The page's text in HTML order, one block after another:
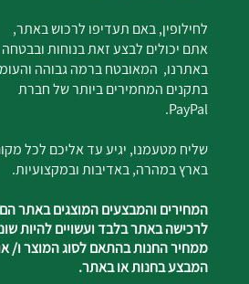
לחילופין, באם תעדיפו לרכוש באתר,
אתם יכולים לבצע זאת בנוחות ובבטחה
באתרנו, המאובטח ברמה גבוהה
בתקנים המחמירים ביותר של חברת
PayPal.
שליח מטעמנו, יגיע עד אליכם לכל
בארץ במהרה, באדיבות ובמקצועיות.
המחירים והמבצעים המוצגים באתר הם
לרכישה באתר בלבד ועשויים להיות
ממחיר החנות בהתאם לסוג המוצר ו/
המבצע בחנות או באתר.